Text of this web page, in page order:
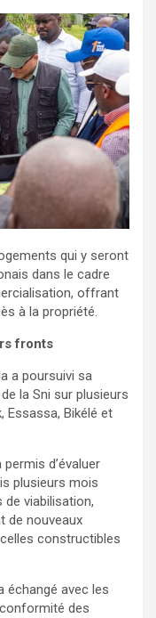
qui y seront
dans le cadre
offrant
à la propriété.
fronts
a poursuivi sa
la Sni sur plusieurs
Essassa, Bikélé et
d’évaluer
plusieurs mois
viabilisation,
de nouveaux
constructibles
échangé avec les
des